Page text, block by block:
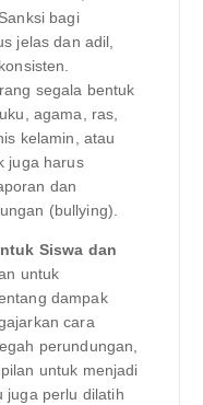
bagi
jelas dan adil,
segala bentuk
agama, ras,
kelamin, atau
juga harus
dan
(bullying).
Siswa dan
untuk
dampak
cara
perundungan,
untuk menjadi
juga perlu dilatih